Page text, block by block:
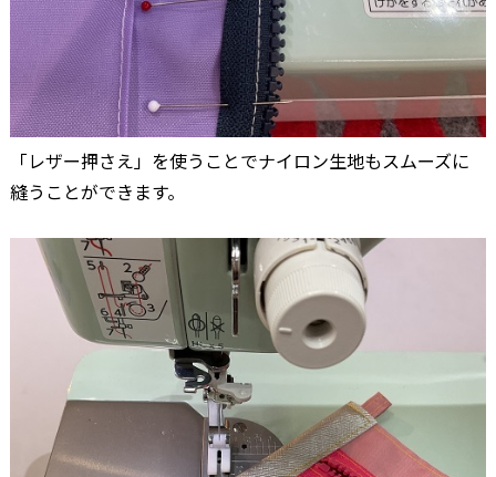
「レザー押さえ」を使うことでナイロン生地もスムーズに
縫うことができます。